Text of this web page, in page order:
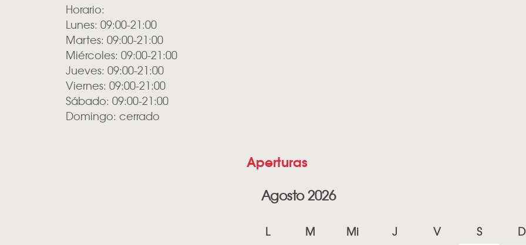
Horario:
Lunes: 09:00-21:00
Martes: 09:00-21:00
Miércoles: 09:00-21:00
Jueves: 09:00-21:00
Viernes: 09:00-21:00
Sábado: 09:00-21:00
Domingo: cerrado
Aperturas
Agosto 2026
L M Mi J V S D